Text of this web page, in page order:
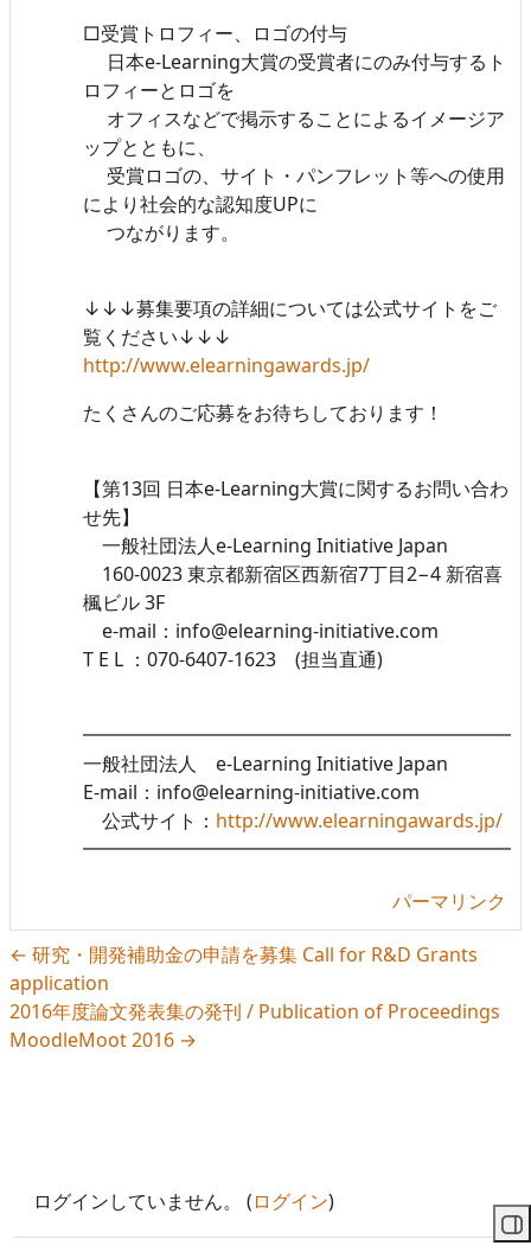
□受賞トロフィー、ロゴの付与
日本e-Learning大賞の受賞者にのみ付与するト
ロフィーとロゴを
オフィスなどで掲示することによるイメージア
ップとともに、
受賞ロゴの、サイト・パンフレット等への使用
により社会的な認知度UPに
つながります。
↓↓↓募集要項の詳細については公式サイトをご
覧ください↓↓↓
http://www.elearningawards.jp/
たくさんのご応募をお待ちしております！
【第13回 日本e-Learning大賞に関するお問い合わ
せ先】
一般社団法人e-Learning Initiative Japan
160-0023 東京都新宿区西新宿7丁目2−4 新宿喜
楓ビル 3F
e-mail：info@elearning-initiative.com
T E L ：070-6407-1623 (担当直通)
一般社団法人 e-Learning Initiative Japan
E-mail：info@elearning-initiative.com
公式サイト： http://www.elearningawards.jp/
パーマリンク
← 研究・開発補助金の申請を募集 Call for R&D Grants
application
2016年度論文発表集の発刊 / Publication of Proceedings
MoodleMoot 2016 →
ログインしていません。 (ログイン)